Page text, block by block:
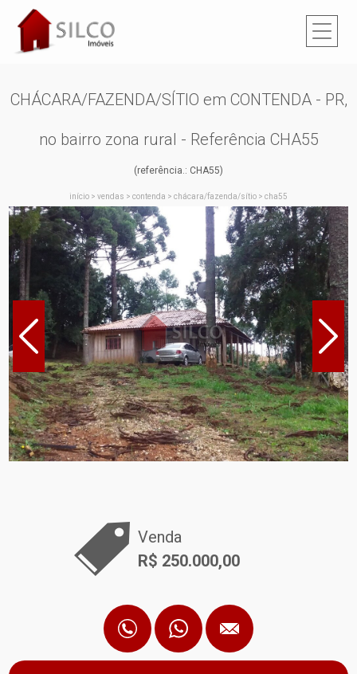
CHÁCARA/FAZENDA/SÍTIO em CONTENDA - PR,
no bairro zona rural - Referência CHA55
(referência.: CHA55)
início > vendas > contenda > chácara/fazenda/sítio > cha55
Venda
R$ 250.000,00